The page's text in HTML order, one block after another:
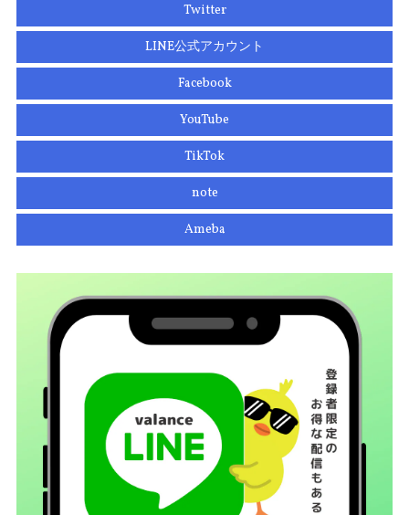
Twitter
LINE公式アカウント
Facebook
YouTube
TikTok
note
Ameba